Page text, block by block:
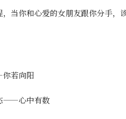
当你和心爱的女朋友跟你分手，
若向阳
——心中有数